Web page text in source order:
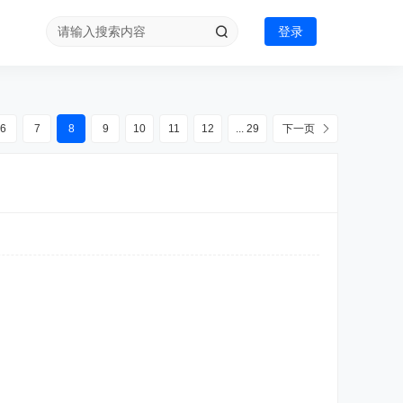
登录
6 7 8 9 10 11 12 ... 29 下一页